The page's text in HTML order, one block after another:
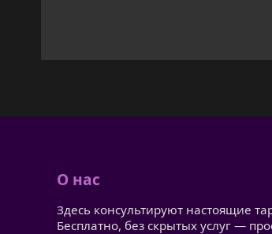
О нас
Здесь консультируют настоящие
Бесплатно, без скрытых услуг —